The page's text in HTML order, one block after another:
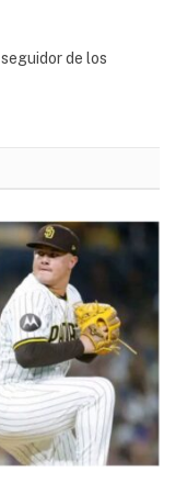
de los